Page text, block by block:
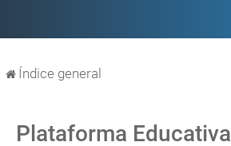
Índice general
Plataforma Educativa